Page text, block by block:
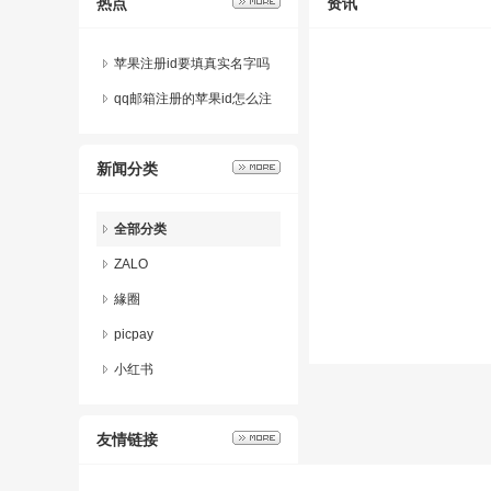
苹果注册id要填真实名字吗
qq邮箱注册的苹果id怎么注
新闻分类
全部分类
ZALO
緣圈
picpay
小红书
友情链接